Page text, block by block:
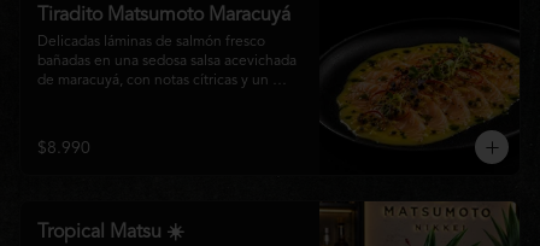
Tiradito Matsumoto Maracuyá
Delicadas láminas de salmón fresco
bañadas en una sedosa salsa acevichada
de maracuyá, con notas cítricas y un
de ají rojo, aceite de cilantro, brotes
frescos y pimienta recién molida. Un
$8.990
Tropical Matsu ☀️